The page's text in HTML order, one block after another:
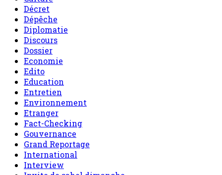
Décret
Dépêche
Diplomatie
Discours
Dossier
Economie
Edito
Education
Entretien
Environnement
Etranger
Fact-Checking
Gouvernance
Grand Reportage
International
Interview